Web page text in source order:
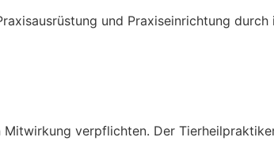
und Praxiseinrichtung
verpflichten. Der